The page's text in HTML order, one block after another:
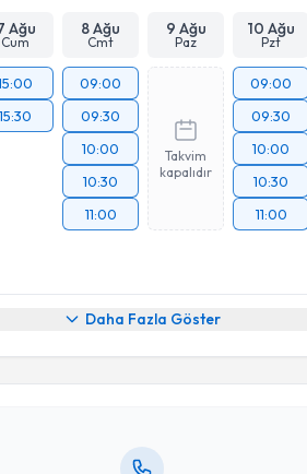
Ağu
Cum
8 Ağu
Cmt
9 Ağu
Paz
10 Ağu
Pzt
15:30
09:00
09:30
10:00
10:30
11:00
Takvim
kapalıdır
09:00
09:30
10:00
10:30
11:00
Daha Fazla Göster
Takvimi Talebi